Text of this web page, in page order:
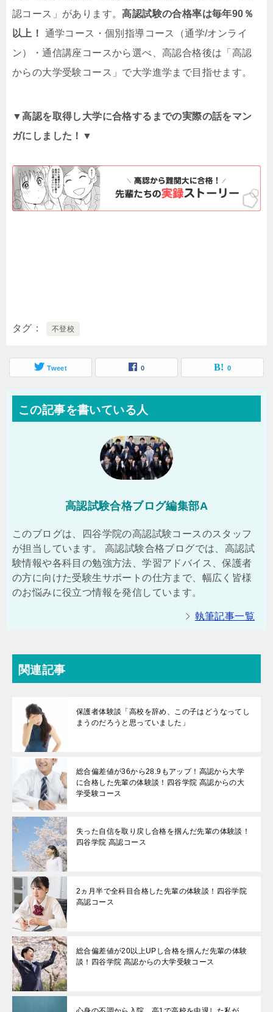
認コース」があります。高認試験の合格率は毎年90％
以上！ 通学コース・個別指導コース（通学/オンライ
ン）・通信講座コースから選べ、高認合格後は「高認
からの大学受験コース」で大学進学まで目指せます。
▼高認を取得し大学に合格するまでの実際の話をマン
ガにしました！▼
タグ 不登校
Tweet 0 0
この記事を書いている人
高認試験合格ブログ編集部A
このブログは、四谷学院の高認試験コースのスタッフ
が担当しています。 高認試験合格ブログでは、高認試
験情報や各科目の勉強方法、学習アドバイス、保護者
の方に向けた受験生サポートの仕方まで、幅広く皆様
のお悩みに役立つ情報を発信しています。
執筆記事一覧
関連記事
保護者体験談「高校を辞め、この子はどうなってし
まうのだろうと思っていました」
総合偏差値が36から28.9もアップ！高認から大学
に合格した先輩の体験談！四谷学院 高認からの大
学受験コース
失った自信を取り戻し合格を掴んだ先輩の体験談！
四谷学院 高認コース
2ヵ月半で全科目合格した先輩の体験談！四谷学院
高認コース
総合偏差値が20以上UPし合格を掴んだ先輩の体験
談！四谷学院 高認からの大学受験コース